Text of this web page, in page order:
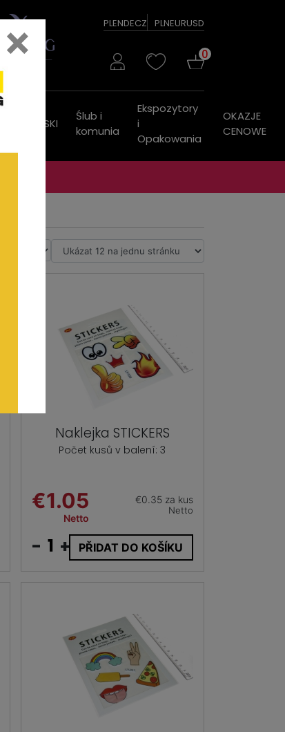
PLENDECZ PLNEURUSD
0
PASKI
Ślub i
komunia
Ekspozytory
i
Opakowania
OKAZJE
CENOWE
Naklejka STICKERS
Počet kusů v balení: 3
€1.05
Netto
€0.35 za kus
Netto
- + PŘIDAT DO KOŠÍKU
×